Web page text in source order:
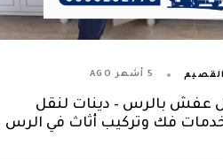
5 أشهر AGO
عفش بالرس – دينات لنقل
فك وتركيب أثاث في الرس